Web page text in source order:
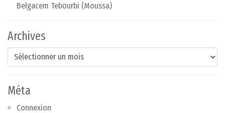
Belgacem Tebourbi (Moussa)
Archives
Archives
Méta
Connexion